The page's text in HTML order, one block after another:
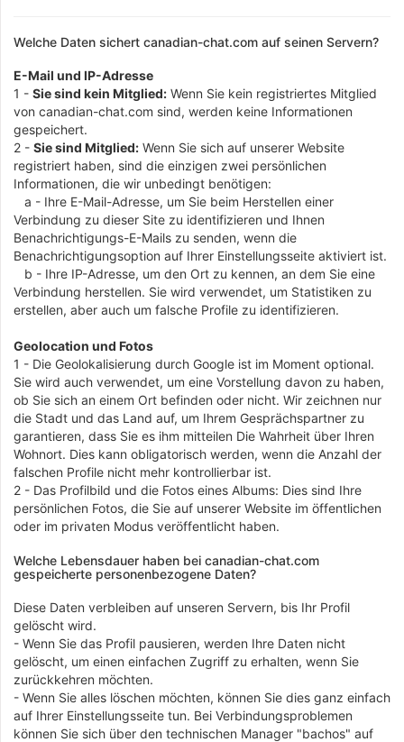
Welche Daten sichert canadian-chat.com auf seinen Servern?
E-Mail und IP-Adresse
1 - Sie sind kein Mitglied: Wenn Sie kein registriertes Mitglied
von canadian-chat.com sind, werden keine Informationen
gespeichert.
2 - Sie sind Mitglied: Wenn Sie sich auf unserer Website
registriert haben, sind die einzigen zwei persönlichen
Informationen, die wir unbedingt benötigen:
a - Ihre E-Mail-Adresse, um Sie beim Herstellen einer
Verbindung zu dieser Site zu identifizieren und Ihnen
Benachrichtigungs-E-Mails zu senden, wenn die
Benachrichtigungsoption auf Ihrer Einstellungsseite aktiviert ist.
b - Ihre IP-Adresse, um den Ort zu kennen, an dem Sie eine
Verbindung herstellen. Sie wird verwendet, um Statistiken zu
erstellen, aber auch um falsche Profile zu identifizieren.
Geolocation und Fotos
1 - Die Geolokalisierung durch Google ist im Moment optional.
Sie wird auch verwendet, um eine Vorstellung davon zu haben,
ob Sie sich an einem Ort befinden oder nicht. Wir zeichnen nur
die Stadt und das Land auf, um Ihrem Gesprächspartner zu
garantieren, dass Sie es ihm mitteilen Die Wahrheit über Ihren
Wohnort. Dies kann obligatorisch werden, wenn die Anzahl der
falschen Profile nicht mehr kontrollierbar ist.
2 - Das Profilbild und die Fotos eines Albums: Dies sind Ihre
persönlichen Fotos, die Sie auf unserer Website im öffentlichen
oder im privaten Modus veröffentlicht haben.
Welche Lebensdauer haben bei canadian-chat.com
gespeicherte personenbezogene Daten?
Diese Daten verbleiben auf unseren Servern, bis Ihr Profil
gelöscht wird.
- Wenn Sie das Profil pausieren, werden Ihre Daten nicht
gelöscht, um einen einfachen Zugriff zu erhalten, wenn Sie
zurückkehren möchten.
- Wenn Sie alles löschen möchten, können Sie dies ganz einfach
auf Ihrer Einstellungsseite tun. Bei Verbindungsproblemen
können Sie sich über den technischen Manager "bachos" auf